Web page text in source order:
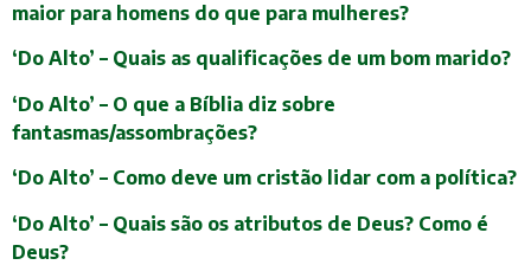
maior para homens do que para mulheres?
‘Do Alto’ – Quais as qualificações de um bom marido?
‘Do Alto’ – O que a Bíblia diz sobre
fantasmas/assombrações?
‘Do Alto’ – Como deve um cristão lidar com a política?
‘Do Alto’ – Quais são os atributos de Deus? Como é
Deus?